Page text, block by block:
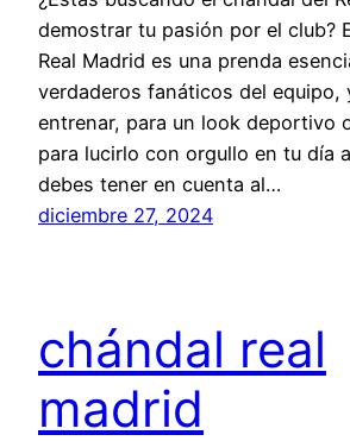
demostrar tu pasión por el club?
Real Madrid es una prenda
verdaderos fanáticos del equipo,
entrenar, para un look deportivo
para lucirlo con orgullo en tu día
debes tener en cuenta al…
diciembre 27, 2024
chándal real
madrid